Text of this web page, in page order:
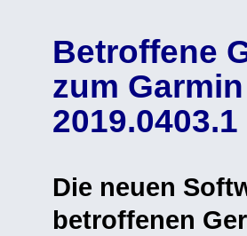
Betroffene
zum
Die neuen
betroffenen